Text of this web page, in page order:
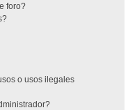
foro?
o usos ilegales